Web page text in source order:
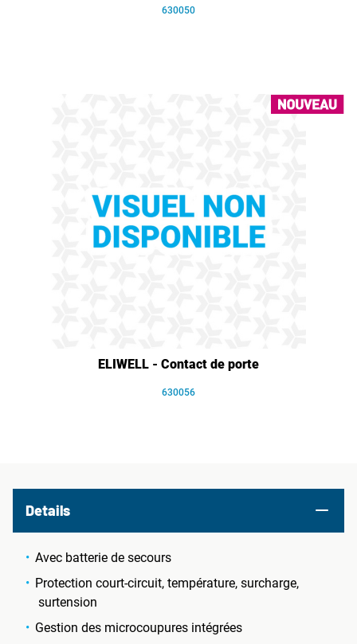
630050
ELIWELL - Contact de porte
630056
Details
Avec batterie de secours
Protection court-circuit, température, surcharge,
surtension
Gestion des microcoupures intégrées